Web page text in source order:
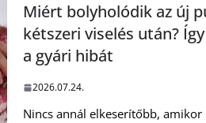
Miért bolyholódik az új
kétszeri viselés után?
a gyári hibát
2026.07.24.
Nincs annál elkeserítőbb, amikor